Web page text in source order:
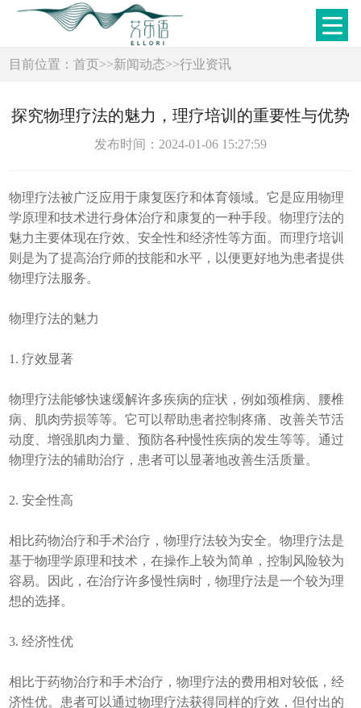
目前位置：首页>>新闻动态>>行业资讯
探究物理疗法的魅力，理疗培训的重要性与优势
发布时间：2024-01-06 15:27:59
物理疗法被广泛应用于康复医疗和体育领域。它是应用物理
学原理和技术进行身体治疗和康复的一种手段。物理疗法的
魅力主要体现在疗效、安全性和经济性等方面。而理疗培训
则是为了提高治疗师的技能和水平，以便更好地为患者提供
物理疗法服务。
物理疗法的魅力
1. 疗效显著
物理疗法能够快速缓解许多疾病的症状，例如颈椎病、腰椎
病、肌肉劳损等等。它可以帮助患者控制疼痛、改善关节活
动度、增强肌肉力量、预防各种慢性疾病的发生等等。通过
物理疗法的辅助治疗，患者可以显著地改善生活质量。
2. 安全性高
相比药物治疗和手术治疗，物理疗法较为安全。物理疗法是
基于物理学原理和技术，在操作上较为简单，控制风险较为
容易。因此，在治疗许多慢性病时，物理疗法是一个较为理
想的选择。
3. 经济性优
相比于药物治疗和手术治疗，物理疗法的费用相对较低，经
济性优。患者可以通过物理疗法获得同样的疗效，但付出的